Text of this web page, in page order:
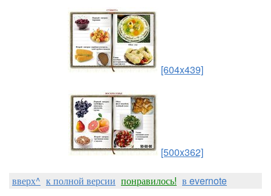
[604x439]
[500x362]
вверх^ к полной версии понравилось! в evernote